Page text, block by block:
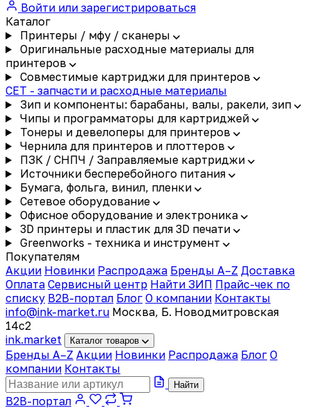
Войти или зарегистрироваться
Каталог
Принтеры / мфу / сканеры
Оригинальные расходные материалы для
принтеров
Совместимые картриджи для принтеров
CET - запчасти и расходные материалы
Зип и компоненты: барабаны, валы, ракели, зип
Чипы и программаторы для картриджей
Тонеры и девелоперы для принтеров
Чернила для принтеров и плоттеров
ПЗК / СНПЧ / Заправляемые картриджи
Источники бесперебойного питания
Бумага, фольга, винил, пленки
Сетевое оборудование
Офисное оборудование и электроника
3D принтеры и пластик для 3D печати
Greenworks - техника и инструмент
Покупателям
Акции Новинки Распродажа Бренды A–Z Доставка
Оплата Сервисный центр Найти ЗИП Прайс-чек по
списку B2B-портал Блог О компании Контакты
info@ink-market.ru Москва, Б. Новодмитровская
14с2
ink.market Каталог товаров
Бренды A–Z Акции Новинки Распродажа Блог О
компании Контакты
Найти
B2B-портал